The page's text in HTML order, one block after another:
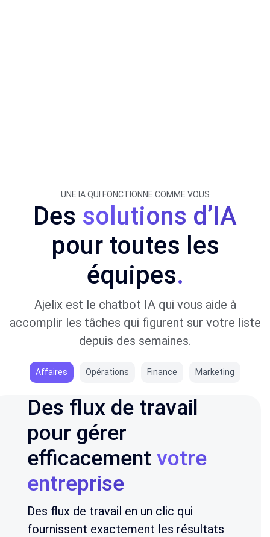
UNE IA QUI FONCTIONNE COMME VOUS
Des solutions d’IA
pour toutes les
équipes.
Ajelix est le chatbot IA qui vous aide à
accomplir les tâches qui figurent sur votre liste
depuis des semaines.
Affaires Opérations Finance Marketing
Des flux de travail
pour gérer
efficacement votre
entreprise
Des flux de travail en un clic qui
fournissent exactement les résultats